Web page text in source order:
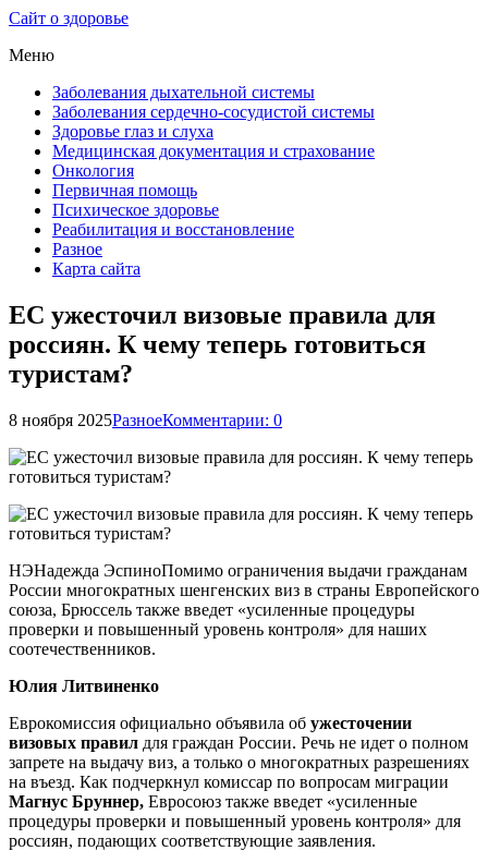
Сайт о здоровье
Меню
Заболевания дыхательной системы
Заболевания сердечно-сосудистой системы
Здоровье глаз и слуха
Медицинская документация и страхование
Онкология
Первичная помощь
Психическое здоровье
Реабилитация и восстановление
Разное
Карта сайта
ЕС ужесточил визовые правила для
россиян. К чему теперь готовиться
туристам?
8 ноября 2025РазноеКомментарии: 0
НЭНадежда ЭспиноПомимо ограничения выдачи гражданам
России многократных шенгенских виз в страны Европейского
союза, Брюссель также введет «усиленные процедуры
проверки и повышенный уровень контроля» для наших
соотечественников.
Юлия Литвиненко
Еврокомиссия официально объявила об ужесточении
визовых правил для граждан России. Речь не идет о полном
запрете на выдачу виз, а только о многократных разрешениях
на въезд. Как подчеркнул комиссар по вопросам миграции
Магнус Бруннер, Евросоюз также введет «усиленные
процедуры проверки и повышенный уровень контроля» для
россиян, подающих соответствующие заявления.